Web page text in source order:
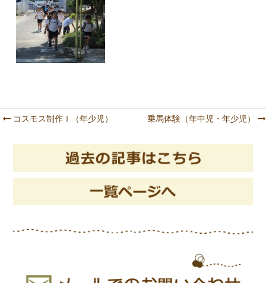
Post navigation
コスモス制作Ⅰ（年少児） 乗馬体験（年中児・年少児）